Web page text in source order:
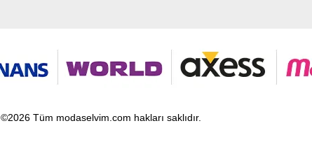
©2026 Tüm modaselvim.com hakları saklıdır.